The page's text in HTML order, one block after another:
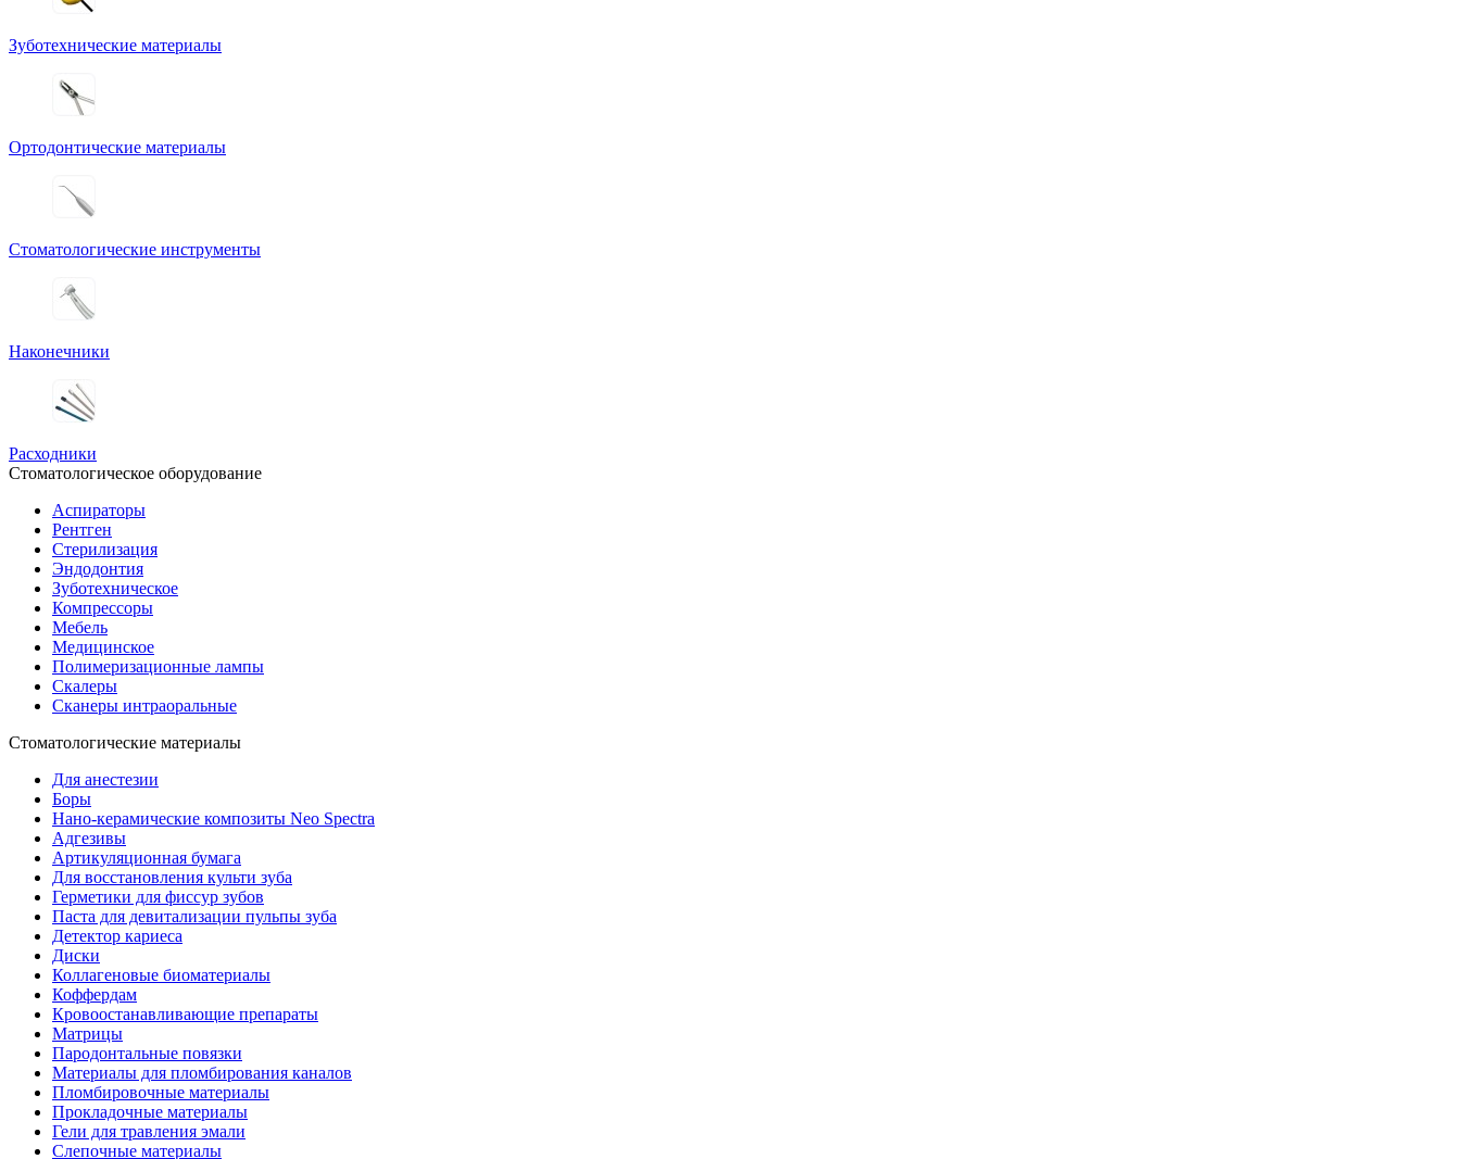
Зуботехнические материалы
Ортодонтические материалы
Стоматологические инструменты
Наконечники
Расходники
Стоматологическое оборудование
Аспираторы
Рентген
Стерилизация
Эндодонтия
Зуботехническое
Компрессоры
Мебель
Медицинское
Полимеризационные лампы
Скалеры
Сканеры интраоральные
Стоматологические материалы
Для анестезии
Боры
Нано-керамические композиты Neo Spectra
Адгезивы
Артикуляционная бумага
Для восстановления культи зуба
Герметики для фиссур зубов
Паста для девитализации пульпы зуба
Детектор кариеса
Диски
Коллагеновые биоматериалы
Коффердам
Кровоостанавливающие препараты
Матрицы
Пародонтальные повязки
Материалы для пломбирования каналов
Пломбировочные материалы
Прокладочные материалы
Гели для травления эмали
Слепочные материалы